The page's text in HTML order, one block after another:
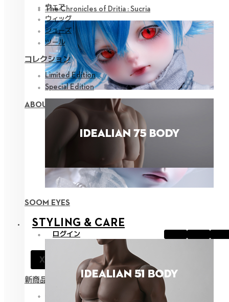
The Chronicles of Dritia : Sucria
ABOUT NEOR 13
SOOM EYES
STYLING & CARE
ログイン
X
新商品
ウェア
ウィッグ
シューズ
ツール
コレクション
Limited Edition
Special Edition